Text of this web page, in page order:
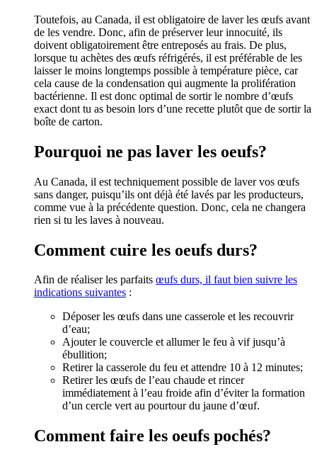
Toutefois, au Canada, il est obligatoire de laver les œufs avant
de les vendre. Donc, afin de préserver leur innocuité, ils
doivent obligatoirement être entreposés au frais. De plus,
lorsque tu achètes des œufs réfrigérés, il est préférable de les
laisser le moins longtemps possible à température pièce, car
cela cause de la condensation qui augmente la prolifération
bactérienne. Il est donc optimal de sortir le nombre d’œufs
exact dont tu as besoin lors d’une recette plutôt que de sortir la
boîte de carton.
Pourquoi ne pas laver les oeufs?
Au Canada, il est techniquement possible de laver vos œufs
sans danger, puisqu’ils ont déjà été lavés par les producteurs,
comme vue à la précédente question. Donc, cela ne changera
rien si tu les laves à nouveau.
Comment cuire les oeufs durs?
Afin de réaliser les parfaits œufs durs, il faut bien suivre les
indications suivantes :
Déposer les œufs dans une casserole et les recouvrir
d’eau;
Ajouter le couvercle et allumer le feu à vif jusqu’à
ébullition;
Retirer la casserole du feu et attendre 10 à 12 minutes;
Retirer les œufs de l’eau chaude et rincer
immédiatement à l’eau froide afin d’éviter la formation
d’un cercle vert au pourtour du jaune d’œuf.
Comment faire les oeufs pochés?